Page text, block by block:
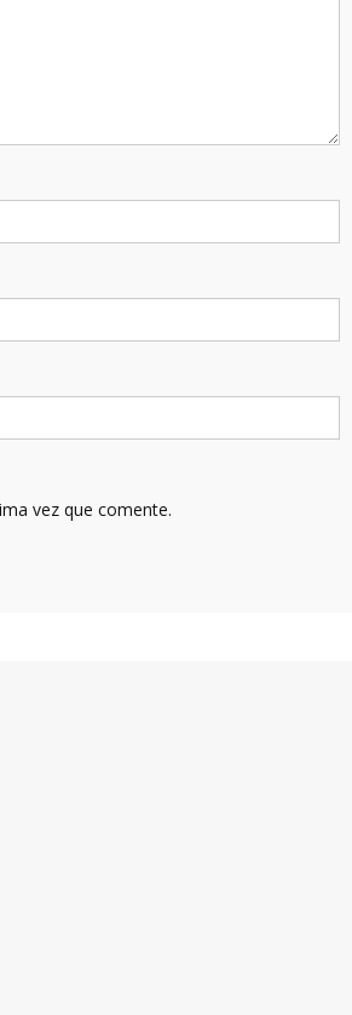
vez que comente.